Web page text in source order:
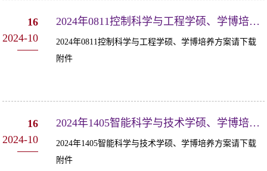
16
2024-10
2024年0811控制科学与工程学硕、学博培养方案
2024年0811控制科学与工程学硕、学博培养方案请下载
附件
16
2024-10
2024年1405智能科学与技术学硕、学博培养方案
2024年1405智能科学与技术学硕、学博培养方案请下载
附件